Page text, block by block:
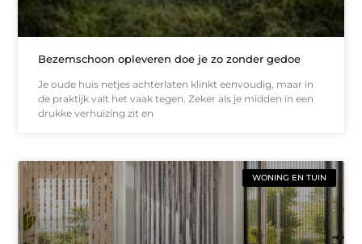
Bezemschoon opleveren doe je zo zonder gedoe
Je oude huis netjes achterlaten klinkt eenvoudig, maar in
de praktijk valt het vaak tegen. Zeker als je midden in een
drukke verhuizing zit en
WONING EN TUIN